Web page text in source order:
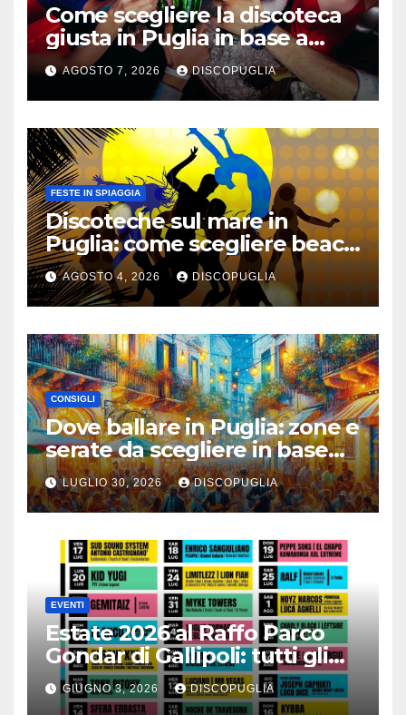
Come scegliere la discoteca
giusta in Puglia in base a
musica, età e atmosfera
AGOSTO 7, 2026 DISCOPUGLIA
FESTE IN SPIAGGIA
Discoteche sul mare in
Puglia: come scegliere beach
club e locali panoramici
AGOSTO 4, 2026 DISCOPUGLIA
CONSIGLI
Dove ballare in Puglia: zone e
serate da scegliere in base
alla vacanza
LUGLIO 30, 2026 DISCOPUGLIA
EVENTI
Estate 2026 al Raffo Parco
Gondar di Gallipoli: tutti gli
eventi da non perdere!
GIUGNO 3, 2026 DISCOPUGLIA